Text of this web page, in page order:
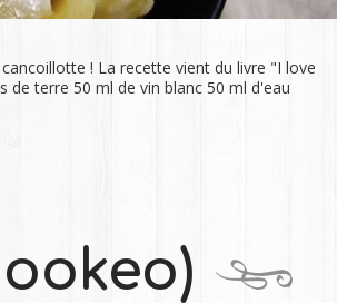
! La recette vient du livre "I love
de terre 50 ml de vin blanc 50 ml d'eau